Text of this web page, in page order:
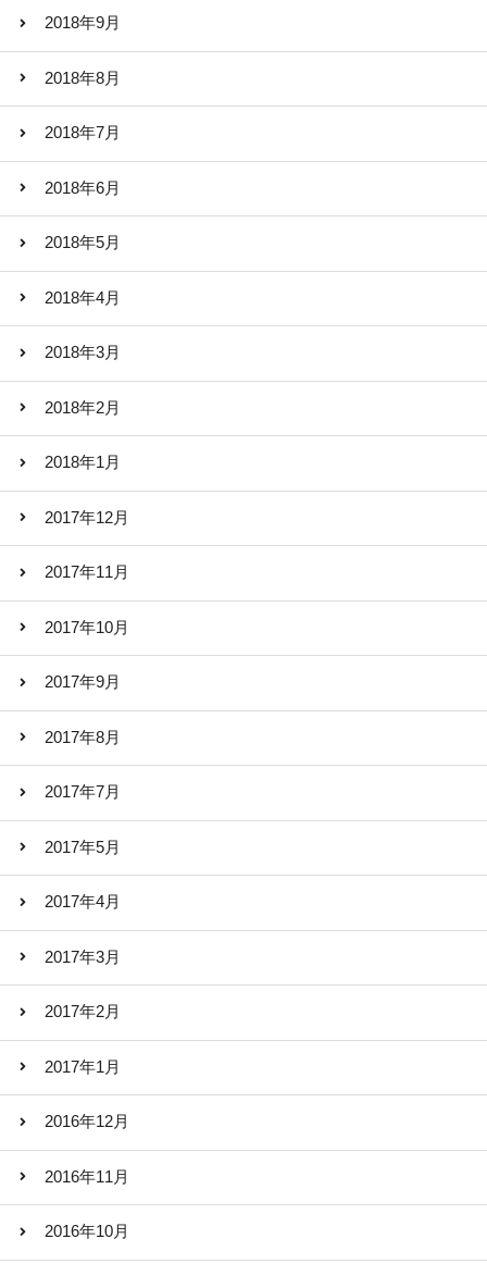
2018年9月
2018年8月
2018年7月
2018年6月
2018年5月
2018年4月
2018年3月
2018年2月
2018年1月
2017年12月
2017年11月
2017年10月
2017年9月
2017年8月
2017年7月
2017年5月
2017年4月
2017年3月
2017年2月
2017年1月
2016年12月
2016年11月
2016年10月